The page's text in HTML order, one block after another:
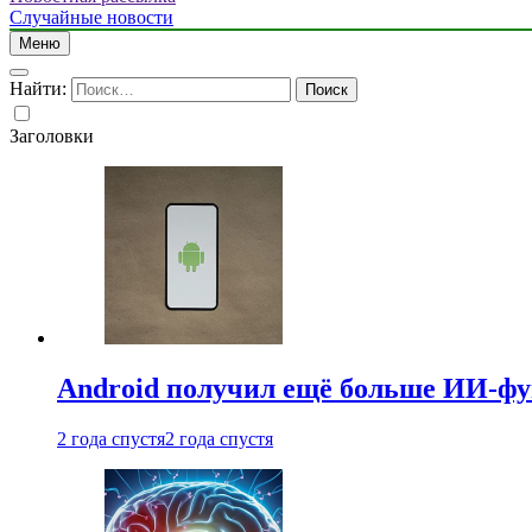
Случайные новости
Меню
Найти:
Заголовки
Android получил ещё больше ИИ-
2 года спустя2 года спустя